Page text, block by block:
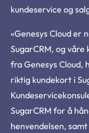
kundeservice og
«Genesys Cloud er
SugarCRM, og
fra Genesys Cloud,
riktig kundekort i
SugarCRM for å
henvendelsen,